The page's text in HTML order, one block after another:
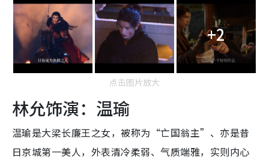
+2
点击图片放大
林允饰演：温瑜
温瑜是大梁长廉王之女，被称为“亡国翁主”、亦是昔
日京城第一美人，外表清冷柔弱、气质端雅，实则内心